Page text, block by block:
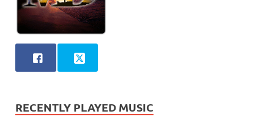
RECENTLY PLAYED MUSIC